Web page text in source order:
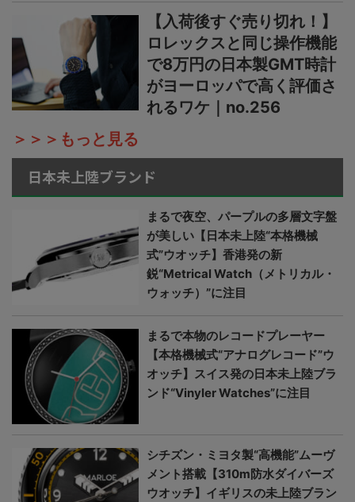
【入荷後すぐ売り切れ！】
ロレックスと同じ操作機能
で8万円の日本製GMT時計
がヨーロッパで高く評価さ
れるワケ｜no.256
＞＞＞もっと見る
日本未上陸ブランド
まるで夜空、パープルの多層文字盤
が美しい【日本未上陸“本格機械
式”ウオッチ】香港発の新
鋭“Metrical Watch（メトリカル・
ウォッチ）”に注目
まるで本物のレコードプレーヤー
【本格機械式“アナログレコード”ウ
オッチ】スイス発の日本未上陸ブラ
ンド“Vinyler Watches”に注目
シチズン・ミヨタ製“高機能”ムーヴ
メント搭載【310m防水ダイバーズ
ウオッチ】イギリスの未上陸ブラン